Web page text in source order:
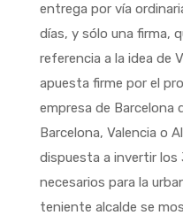
entrega por vía
días, y sólo una firma,
referencia a la idea de
apuesta firme por el
empresa de Barcelona
Barcelona, Valencia o
dispuesta a invertir los
necesarios para la
teniente alcalde se